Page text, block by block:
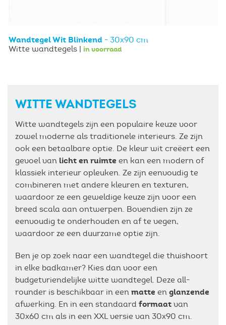
Wandtegel Wit Blinkend - 30x90 cm
Witte wandtegels | in voorraad
WITTE WANDTEGELS
Witte wandtegels zijn een populaire keuze voor
zowel moderne als traditionele interieurs. Ze zijn
ook een betaalbare optie. De kleur wit creëert een
gevoel van licht en ruimte en kan een modern of
klassiek interieur opleuken. Ze zijn eenvoudig te
combineren met andere kleuren en texturen,
waardoor ze een geweldige keuze zijn voor een
breed scala aan ontwerpen. Bovendien zijn ze
eenvoudig te onderhouden en af te vegen,
waardoor ze een duurzame optie zijn.
Ben je op zoek naar een wandtegel die thuishoort
in elke badkamer? Kies dan voor een
budgetvriendelijke witte wandtegel. Deze all-
rounder is beschikbaar in een matte en glanzende
afwerking. En in een standaard formaat van
30x60 cm als in een XXL versie van 30x90 cm.